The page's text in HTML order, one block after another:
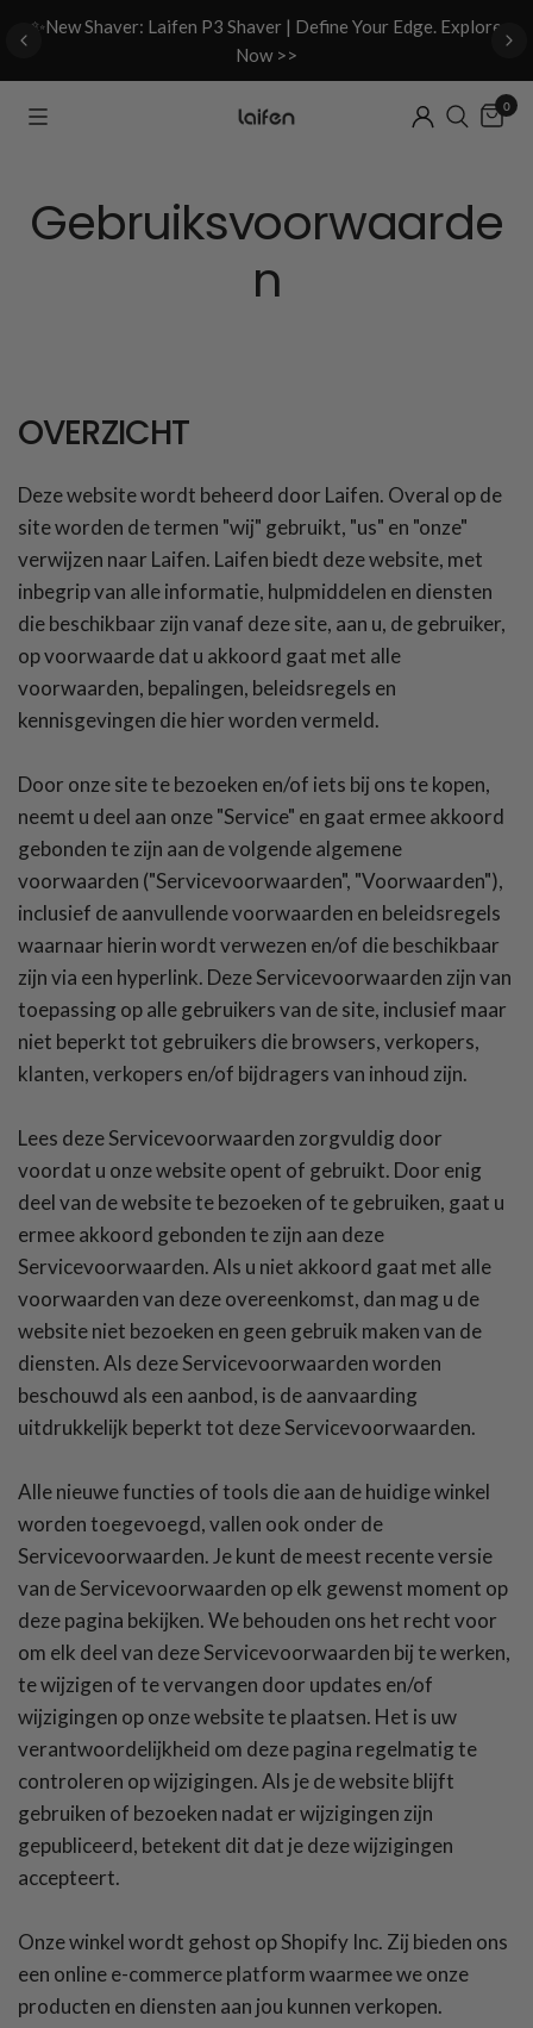
✨New Shaver: Laifen P3 Shaver | Define Your Edge. Explore
Now >>
0
Gebruiksvoorwaarde
n
OVERZICHT
Deze website wordt beheerd door Laifen. Overal op de
site worden de termen "wij" gebruikt, "us" en "onze"
verwijzen naar Laifen. Laifen biedt deze website, met
inbegrip van alle informatie, hulpmiddelen en diensten
die beschikbaar zijn vanaf deze site, aan u, de gebruiker,
op voorwaarde dat u akkoord gaat met alle
voorwaarden, bepalingen, beleidsregels en
kennisgevingen die hier worden vermeld.
Door onze site te bezoeken en/of iets bij ons te kopen,
neemt u deel aan onze"Service" en gaat ermee akkoord
gebonden te zijn aan de volgende algemene
voorwaarden ("Servicevoorwaarden", "Voorwaarden"),
inclusief de aanvullende voorwaarden en beleidsregels
waarnaar hierin wordt verwezen en/of die beschikbaar
zijn via een hyperlink. Deze Servicevoorwaarden zijn van
toepassing op alle gebruikers van de site, inclusief maar
niet beperkt tot gebruikers die browsers, verkopers,
klanten, verkopers en/of bijdragers van inhoud zijn.
Lees deze Servicevoorwaarden zorgvuldig door
voordat u onze website opent of gebruikt. Door enig
deel van de website te bezoeken of te gebruiken, gaat u
ermee akkoord gebonden te zijn aan deze
Servicevoorwaarden. Als u niet akkoord gaat met alle
voorwaarden van deze overeenkomst, dan mag u de
website niet bezoeken en geen gebruik maken van de
diensten. Als deze Servicevoorwaarden worden
beschouwd als een aanbod, is de aanvaarding
uitdrukkelijk beperkt tot deze Servicevoorwaarden.
Alle nieuwe functies of tools die aan de huidige winkel
worden toegevoegd, vallen ook onder de
Servicevoorwaarden. Je kunt de meest recente versie
van de Servicevoorwaarden op elk gewenst moment op
deze pagina bekijken. We behouden ons het recht voor
om elk deel van deze Servicevoorwaarden bij te werken,
te wijzigen of te vervangen door updates en/of
wijzigingen op onze website te plaatsen. Het is uw
verantwoordelijkheid om deze pagina regelmatig te
controleren op wijzigingen. Als je de website blijft
gebruiken of bezoeken nadat er wijzigingen zijn
gepubliceerd, betekent dit dat je deze wijzigingen
accepteert.
Onze winkel wordt gehost op Shopify Inc. Zij bieden ons
een online e-commerce platform waarmee we onze
producten en diensten aan jou kunnen verkopen.